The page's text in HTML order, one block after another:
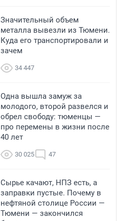
Значительный объем
металла вывезли из Тюмени.
Куда его транспортировали и
зачем
34 447
Одна вышла замуж за
молодого, второй развелся и
обрел свободу: тюменцы —
про перемены в жизни после
40 лет
30 025 47
Сырье качают, НПЗ есть, а
заправки пустые. Почему в
нефтяной столице России —
Тюмени — закончился